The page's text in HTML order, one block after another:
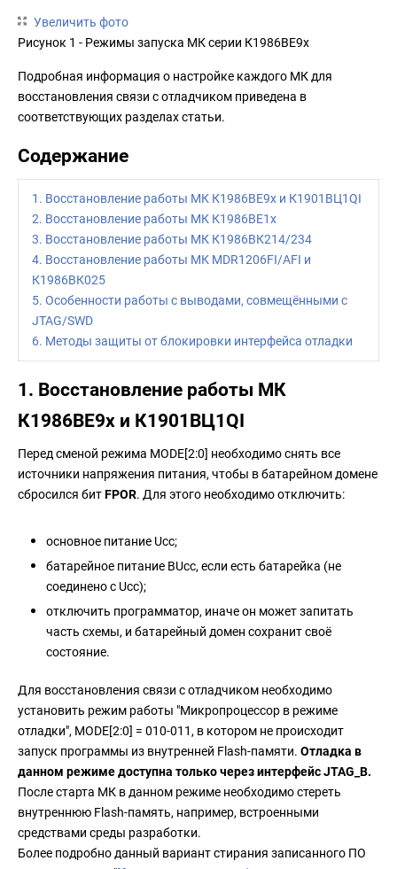
Увеличить фото
Рисунок 1 - Режимы запуска МК серии К1986ВЕ9x
Подробная информация о настройке каждого МК для
восстановления связи с отладчиком приведена в
соответствующих разделах статьи.
Содержание
1. Восстановление работы МК К1986ВЕ9х и К1901ВЦ1QI
2. Восстановление работы МК К1986ВЕ1х
3. Восстановление работы МК К1986ВК214/234
4. Восстановление работы МК MDR1206FI/AFI и
К1986ВК025
5. Особенности работы с выводами, совмещёнными с
JTAG/SWD
6. Методы защиты от блокировки интерфейса отладки
1. Восстановление работы МК
К1986ВЕ9х и К1901ВЦ1QI
Перед сменой режима MODE[2:0] необходимо снять все
источники напряжения питания, чтобы в батарейном домене
сбросился битFPOR. Для этого необходимо отключить:
основное питание Ucc;
батарейное питание BUcc, если есть батарейка (не
соединено с Ucc);
отключить программатор, иначе он может запитать
часть схемы, и батарейный домен сохранит своё
состояние.
Для восстановления связи с отладчиком необходимо
установить режим работы "Микропроцессор в режиме
отладки", MODE[2:0] = 010-011, в котором не происходит
запуск программы из внутренней Flash-памяти. Отладка в
данном режиме доступна только через интерфейс JTAG_B.
После старта МК в данном режиме необходимо стереть
внутреннюю Flash-память, например, встроенными
средствами среды разработки.
Более подробно данный вариант стирания записанного ПО